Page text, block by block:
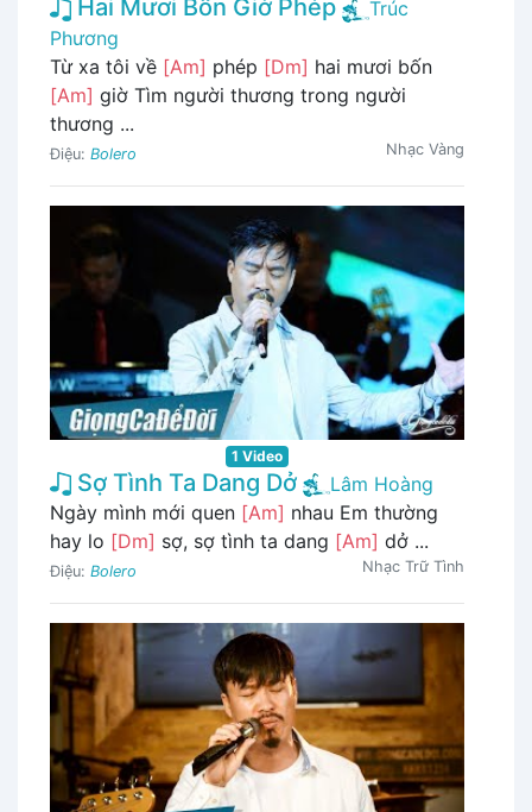
Hai Mươi Bốn Giờ Phép
Trúc
Phương
Từ xa tôi về [Am] phép [Dm] hai mươi bốn
[Am] giờ Tìm người thương trong người
thương ...
Điệu: Bolero Nhạc Vàng
1 Video
Sợ Tình Ta Dang Dở
Lâm Hoàng
Ngày mình mới quen [Am] nhau Em thường
hay lo [Dm] sợ, sợ tình ta dang [Am] dở ...
Điệu: Bolero Nhạc Trữ Tình